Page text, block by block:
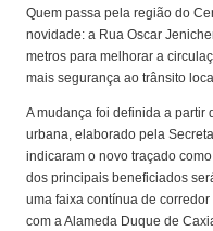
Quem passa pela região do
novidade: a Rua Oscar
metros para melhorar a
mais segurança ao trânsito
A mudança foi definida a partir
urbana, elaborado pela
indicaram o novo traçado
dos principais beneficiados
uma faixa contínua de
com a Alameda Duque de